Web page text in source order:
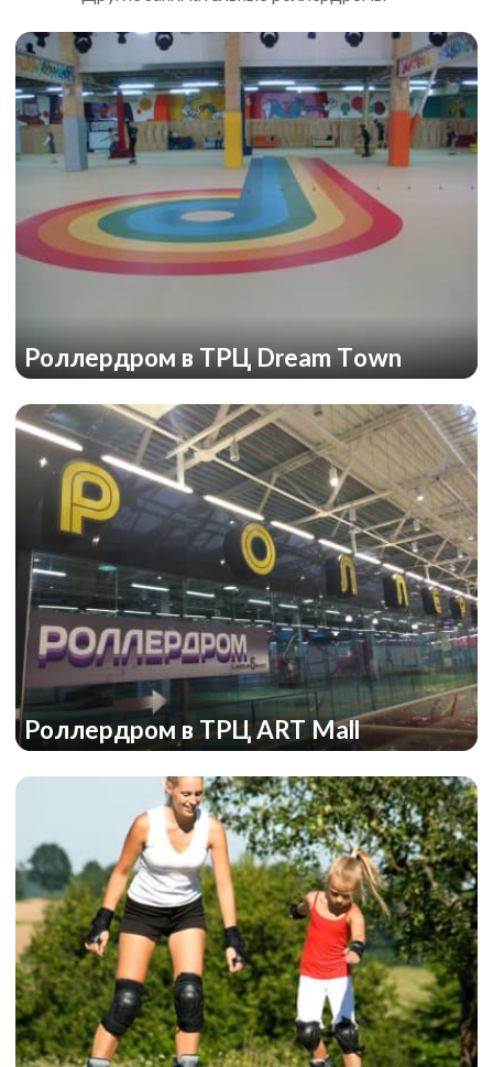
Роллердром в ТРЦ Dream Town
Роллердром в ТРЦ ART Mall